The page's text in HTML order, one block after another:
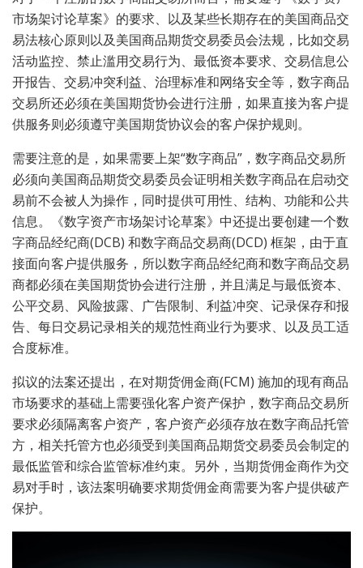
市场架讨论草案》的要求、以及某些长期存在的美国商品交
易法核心原则以及美国商品期货交易委员会法规，比如交易
活动监控、禁止滥用交易行为、最低资本要求、交易信息公
开报告、交易冲突利益、治理标准和网络安全等，数字商品
交易所还必须在美国期货协会进行注册，如果直接为客户提
供服务则必须遵守美国期货协议会的客户保护规则。
需要注意的是，如果需要上架“数字商品”，数字商品交易所
必须向美国商品期货交易委员会证明相关数字商品在启动交
易前不会被人为操作，同时提供可用性、结构、功能和公共
信息。《数字资产市场架讨论草案》中还提出要创建一个数
字商品经纪商(DCB) 和数字商品交易商(DCD) 框架，由于直
接面向客户提供服务，所以数字商品经纪商和数字商品交易
商都必须在美国期货协会进行注册，并且满足与最低资本、
公平交易、风险披露、广告限制、利益冲突、记录保存和报
告、每日交易记录相关的规范性商业行为要求、以及员工适
合度标准。
拟议的法案还提出，在对期货佣金商(FCM) 施加的现有商品
市场要求的基础上需要强化客户资产保护，数字商品交易所
要求必须隔离客户资产，客户资产必须存放在数字商品托管
方，相关托管方也必须受到美国商品期货交易委员会制定的
最低监管和综合监管标准约束。另外，当期货佣金商作为交
易对手时，该法案明确要求期货佣金商需要为客户提供破产
保护。